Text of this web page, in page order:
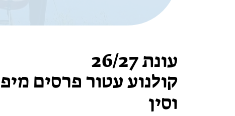
אפטר בסינמטק
לפי ימיםעונת 26/27
קולנוע עטור פרסים
וסין